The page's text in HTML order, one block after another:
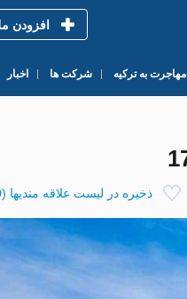
افزودن
مهاجرت به ترکیه شرکت ها اخبار
ذخیره در لیست علاقه مندیها (